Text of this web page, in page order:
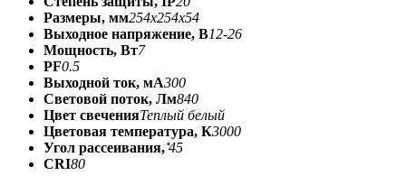
Размеры, мм254x254x54
Выходное напряжение, В12-26
Мощность, Вт7
PF0.5
Выходной ток, мА300
Световой поток, Лм840
Цвет свеченияТеплый белый
Цветовая температура, К3000
Угол рассеивания, ̊45
CRI80